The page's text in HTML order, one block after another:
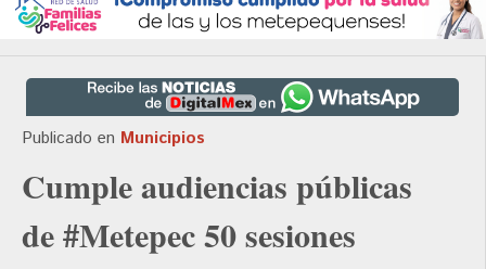
Publicado en Municipios
Cumple audiencias públicas
de #Metepec 50 sesiones